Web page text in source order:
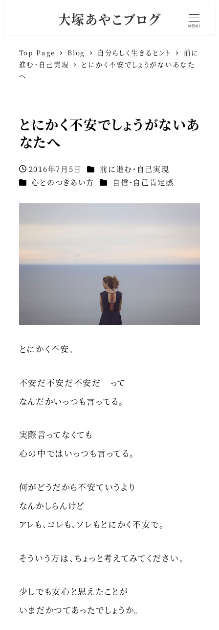
大塚あやこブログ MENU
Top Page Blog 自分らしく生きるヒント
前に
進む・自己実現
とにかく不安でしょうがないあなた
へ
とにかく不安でしょうがないあ
なたへ
投稿日
2016年7月5日 カテゴリー
前に進む・自己実現
カテゴリー
心とのつきあい方 カテゴリー
自信・自己肯定感
とにかく不安。
不安だ不安だ不安だ って
なんだかいっつも言ってる。
実際言ってなくても
心の中ではいっつも言ってる。
何がどうだから不安ていうより
なんかしらんけど
アレも、コレも、ソレもとにかく不安で。
そういう方は、ちょっと考えてみてください。
少しでも安心と思えたことが
いまだかつてあったでしょうか。